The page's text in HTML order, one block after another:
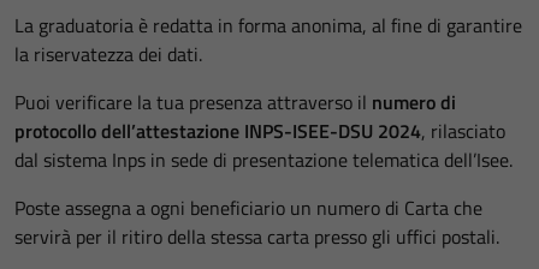
La graduatoria è redatta in forma anonima, al fine di garantire
la riservatezza dei dati.
Puoi verificare la tua presenza attraverso il numero di
protocollo dell’attestazione INPS-ISEE-DSU 2024, rilasciato
dal sistema Inps in sede di presentazione telematica dell’Isee.
Poste assegna a ogni beneficiario un numero di Carta che
servirà per il ritiro della stessa carta presso gli uffici postali.